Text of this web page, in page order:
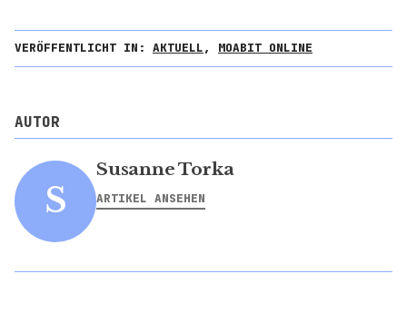
VERÖFFENTLICHT IN: AKTUELL, MOABIT ONLINE
AUTOR
S
Susanne Torka
ARTIKEL ANSEHEN